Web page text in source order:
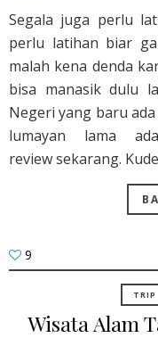
Segala juga perlu
perlu latihan biar
malah kena denda
bisa manasik dulu
Negeri yang baru
lumayan lama
review sekarang.
9
TRIP
Wisata Alam